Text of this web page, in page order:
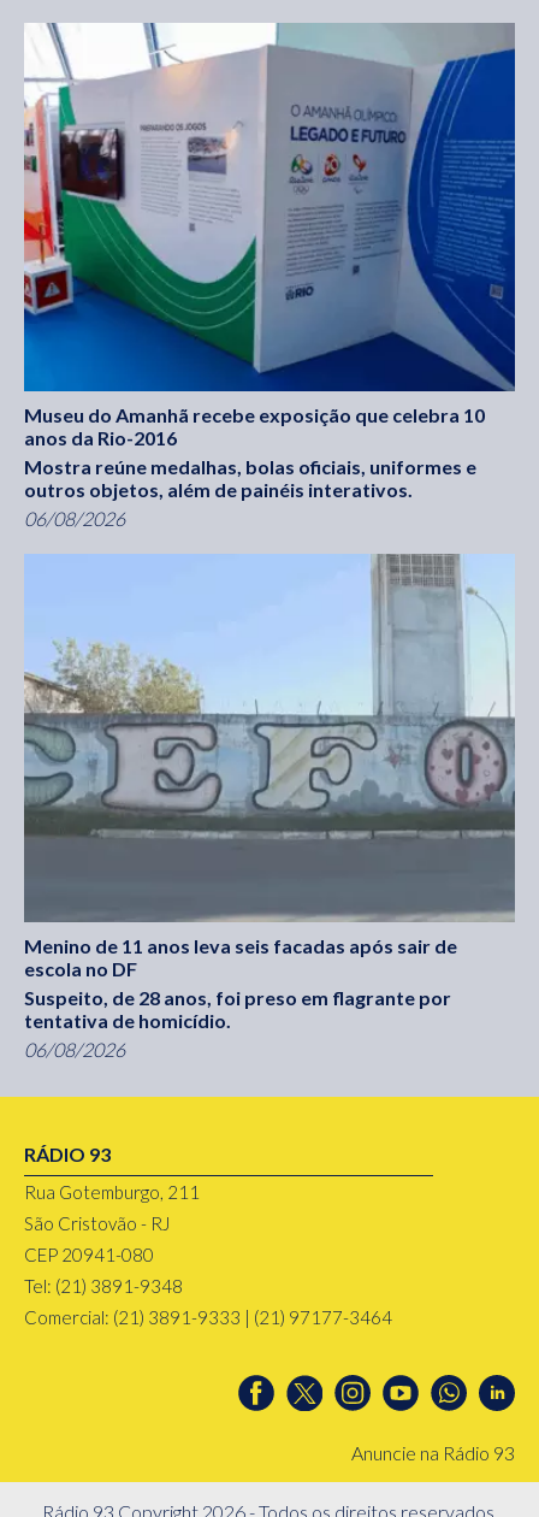
Museu do Amanhã recebe exposição que celebra 10
anos da Rio-2016
Mostra reúne medalhas, bolas oficiais, uniformes e
outros objetos, além de painéis interativos.
06/08/2026
Menino de 11 anos leva seis facadas após sair de
escola no DF
Suspeito, de 28 anos, foi preso em flagrante por
tentativa de homicídio.
06/08/2026
RÁDIO 93
Rua Gotemburgo, 211
São Cristovão - RJ
CEP 20941-080
Tel: (21) 3891-9348
Comercial: (21) 3891-9333 | (21) 97177-3464
Anuncie na Rádio 93
Rádio 93 Copyright 2026 - Todos os direitos reservados.